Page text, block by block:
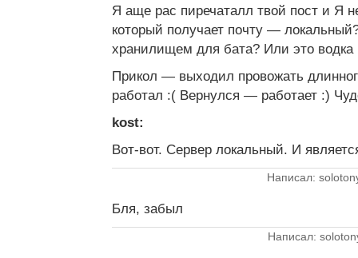
Я аще рас пиречаталл твой пост и Я
который получает почту —
хранилищем для бата? Или это водка
Прикол — выходил провожать
работал :( Вернулся — работает :)
kost:
Вот-вот. Сервер локальный. И
Написал:
Бля, забыл
Написал: